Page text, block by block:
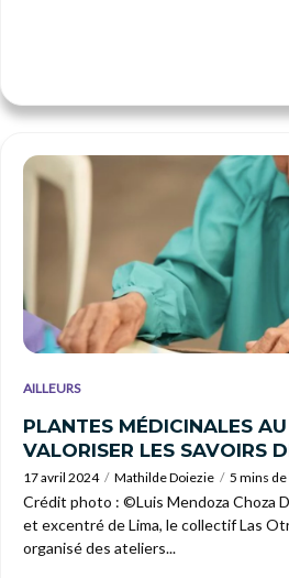
AILLEURS
PLANTES MÉDICINALES
VALORISER LES SAVOIRS
17 avril 2024 Mathilde Doiezie 5 mins
Crédit photo : ©Luis Mendoza Choza
et excentré de Lima, le collectif Las
organisé des ateliers...